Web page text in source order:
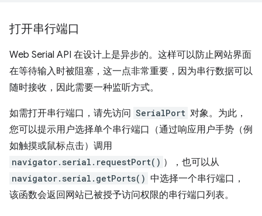
打开串行端口
Web Serial API 在设计上是异步的。这样可以防止网站界面
在等待输入时被阻塞，这一点非常重要，因为串行数据可以
随时接收，因此需要一种监听方式。
如需打开串行端口，请先访问 SerialPort 对象。为此，
您可以提示用户选择单个串行端口（通过响应用户手势（例
如触摸或鼠标点击）调用
navigator.serial.requestPort() ），也可以从
navigator.serial.getPorts() 中选择一个串行端口，
该函数会返回网站已被授予访问权限的串行端口列表。